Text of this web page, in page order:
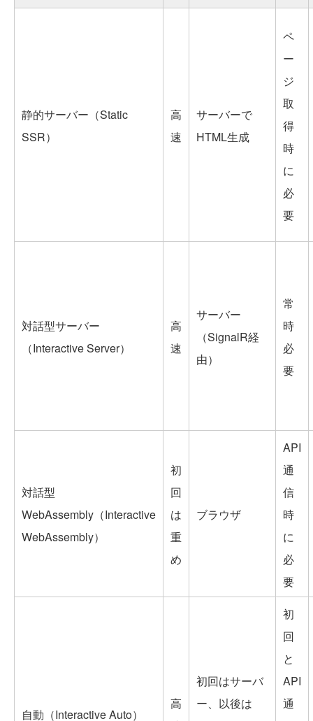
静的サーバー（Static
SSR）
高
速
サーバーで
HTML生成
ペ
ー
ジ
取
得
時
に
必
要
対話型サーバー
（Interactive Server）
高
速
サーバー
（SignalR経
由）
常
時
必
要
対話型
WebAssembly（Interactive
WebAssembly）
初
回
は
重
め
ブラウザ
API
通
信
時
に
必
要
自動（Interactive Auto）
高
初回はサーバ
ー、以後は
初
回
と
API
通